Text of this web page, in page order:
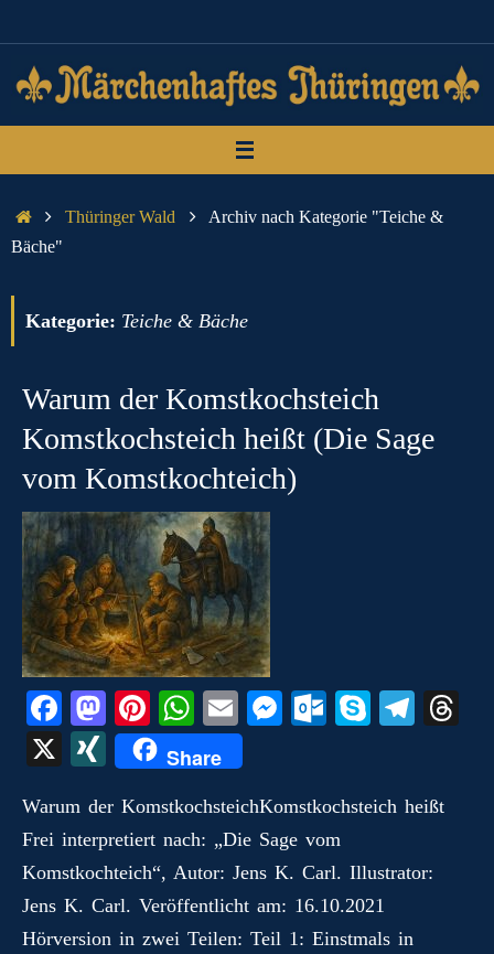
Inhalt
springen
StartThüringer Wald
Archiv nach Kategorie "Teiche &
Bäche"
Kategorie: Teiche & Bäche
Warum der Komstkochsteich
Komstkochsteich heißt (Die Sage
vom Komstkochteich)
Fa
ce
bo
ok
M
as
to
do
n
Pi
nt
er
es
t
W
ha
ts
A
pp
E
m
ail
M
ng
er
O
ok
.c
o
m
S
Te
a
X
X
N
G
Share
Warum der KomstkochsteichKomstkochsteich heißt
Frei interpretiert nach: „Die Sage vom
Komstkochteich“, Autor: Jens K. Carl. Illustrator:
Jens K. Carl. Veröffentlicht am: 16.10.2021
Hörversion in zwei Teilen: Teil 1: Einstmals in